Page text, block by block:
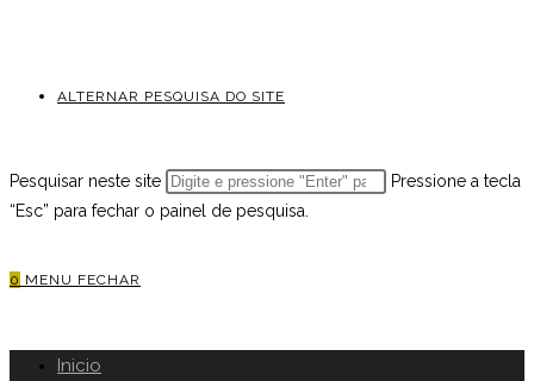
ALTERNAR PESQUISA DO SITE
Pesquisar neste site
Pressione a tecla
“Esc” para fechar o painel de pesquisa.
0 MENU FECHAR
Inicio